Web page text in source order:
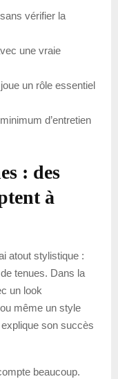
vérifier la
une vraie
un rôle essentiel
d’entretien
: des
à
atout stylistique :
tenues. Dans la
un look
même un style
explique son succès
beaucoup.